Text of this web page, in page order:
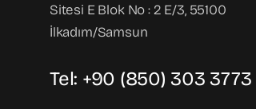
Sitesi E Blok No : 2 E/3, 55100
İlkadım/Samsun
Tel: +90 (850) 303 3773